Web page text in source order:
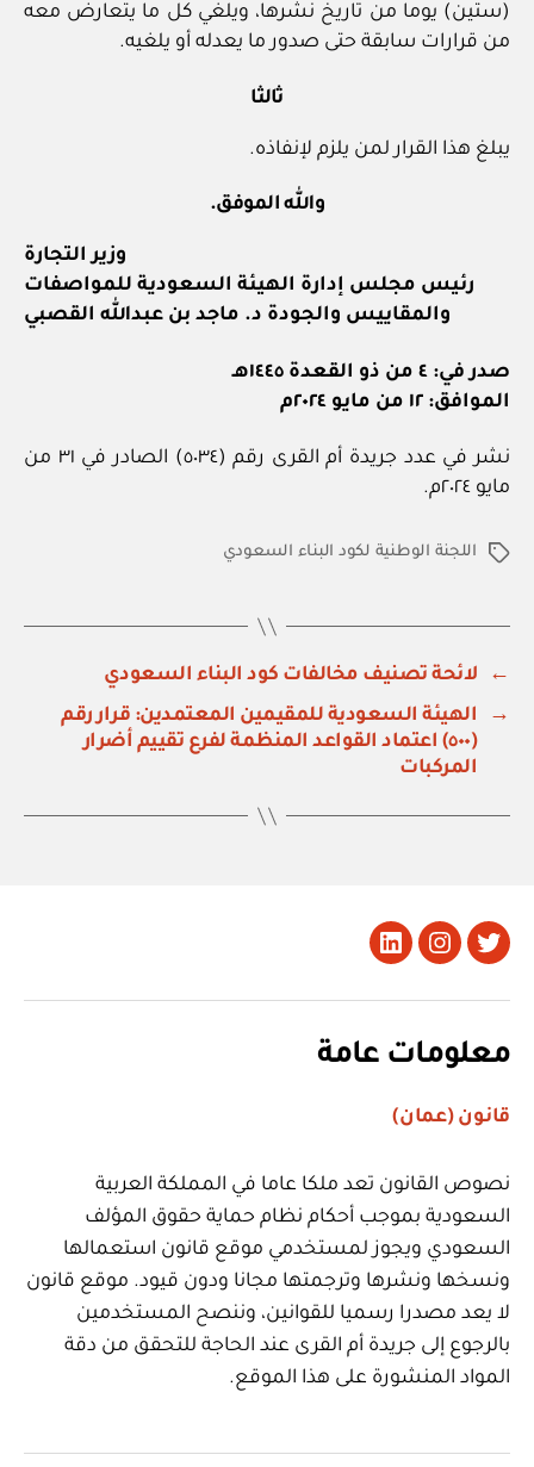
(ستين) يوما من تاريخ نشرها، ويلغي كل ما يتعارض معه
من قرارات سابقة حتى صدور ما يعدله أو يلغيه.
ثالثا
يبلغ هذا القرار لمن يلزم لإنفاذه.
والله الموفق.
وزير التجارة
رئيس مجلس إدارة الهيئة السعودية للمواصفات
والمقاييس والجودة د. ماجد بن عبدالله القصبي
صدر في: ٤ من ذو القعدة ١٤٤٥هـ
الموافق: ١٢ من مايو ٢٠٢٤م
نشر في عدد جريدة أم القرى رقم (٥٠٣٤) الصادر في ٣١ من
مايو ٢٠٢٤م.
الوسوماللجنة الوطنية لكود البناء السعودي
←
لائحة تصنيف مخالفات كود البناء السعودي
→
الهيئة السعودية للمقيمين المعتمدين: قرار رقم
(٥٠٠) اعتماد القواعد المنظمة لفرع تقييم أضرار
المركبات
تويتر Instagram
LinkedIn
معلومات عامة
قانون (عمان)
نصوص القانون تعد ملكا عاما في المملكة العربية
السعودية بموجب أحكام نظام حماية حقوق المؤلف
السعودي ويجوز لمستخدمي موقع قانون استعمالها
ونسخها ونشرها وترجمتها مجانا ودون قيود. موقع قانون
لا يعد مصدرا رسميا للقوانين، وننصح المستخدمين
بالرجوع إلى جريدة أم القرى عند الحاجة للتحقق من دقة
المواد المنشورة على هذا الموقع.